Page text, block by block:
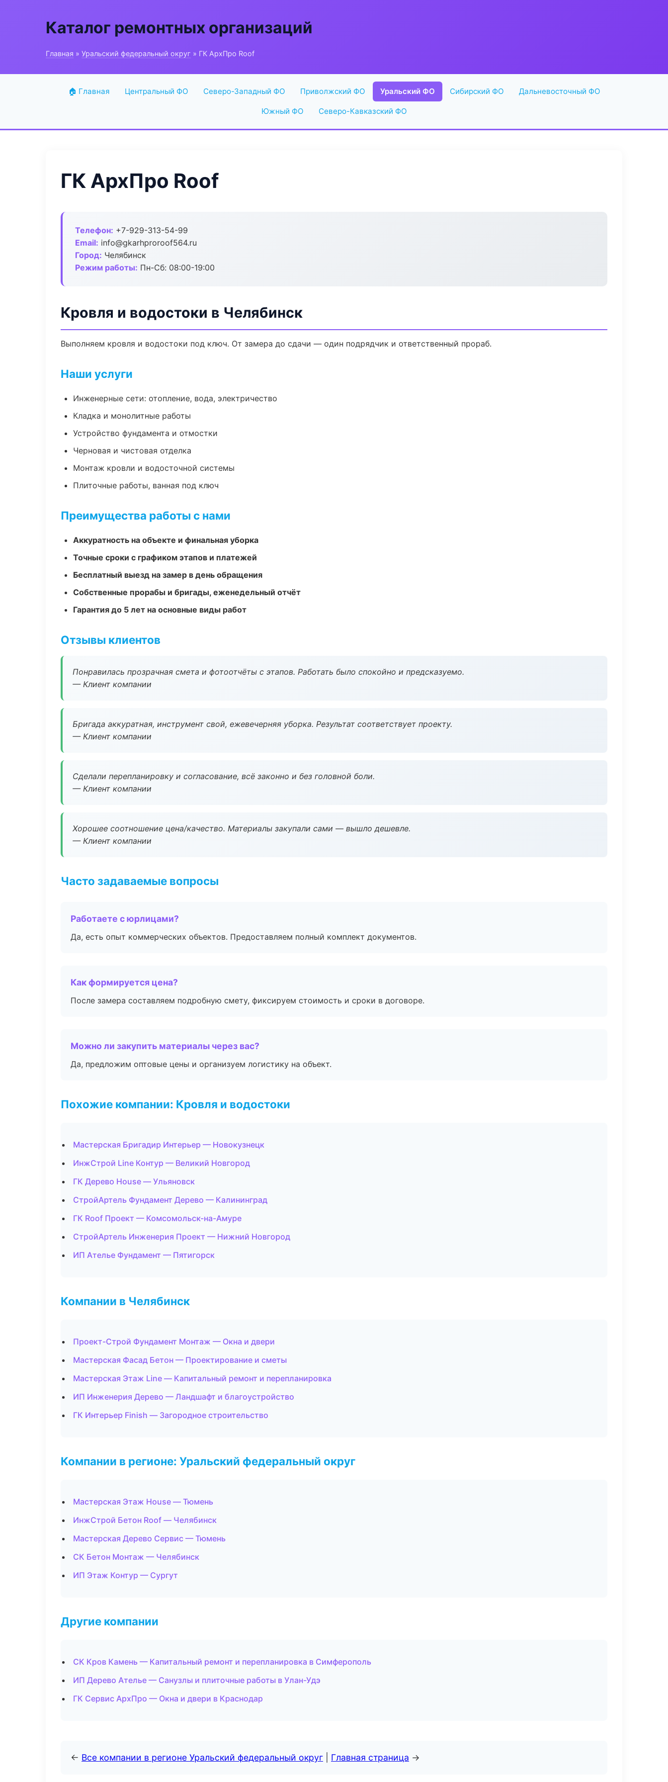
Каталог ремонтных организаций
Главная » Уральский федеральный округ » ГК АрхПро Roof
🏠 Главная Центральный ФО Северо-Западный ФО Приволжский ФО Уральский ФО Сибирский ФО Дальневосточный ФО
Южный ФО Северо-Кавказский ФО
ГК АрхПро Roof
Телефон: +7-929-313-54-99
Email: info@gkarhproroof564.ru
Город: Челябинск
Режим работы: Пн-Сб: 08:00-19:00
Кровля и водостоки в Челябинск
Выполняем кровля и водостоки под ключ. От замера до сдачи — один подрядчик и ответственный прораб.
Наши услуги
Инженерные сети: отопление, вода, электричество
Кладка и монолитные работы
Устройство фундамента и отмостки
Черновая и чистовая отделка
Монтаж кровли и водосточной системы
Плиточные работы, ванная под ключ
Преимущества работы с нами
Аккуратность на объекте и финальная уборка
Точные сроки с графиком этапов и платежей
Бесплатный выезд на замер в день обращения
Собственные прорабы и бригады, еженедельный отчёт
Гарантия до 5 лет на основные виды работ
Отзывы клиентов
Понравилась прозрачная смета и фотоотчёты с этапов. Работать было спокойно и предсказуемо.
— Клиент компании
Бригада аккуратная, инструмент свой, ежевечерняя уборка. Результат соответствует проекту.
— Клиент компании
Сделали перепланировку и согласование, всё законно и без головной боли.
— Клиент компании
Хорошее соотношение цена/качество. Материалы закупали сами — вышло дешевле.
— Клиент компании
Часто задаваемые вопросы
Работаете с юрлицами?
Да, есть опыт коммерческих объектов. Предоставляем полный комплект документов.
Как формируется цена?
После замера составляем подробную смету, фиксируем стоимость и сроки в договоре.
Можно ли закупить материалы через вас?
Да, предложим оптовые цены и организуем логистику на объект.
Похожие компании: Кровля и водостоки
Мастерская Бригадир Интерьер — Новокузнецк
ИнжСтрой Line Контур — Великий Новгород
ГК Дерево House — Ульяновск
СтройАртель Фундамент Дерево — Калининград
ГК Roof Проект — Комсомольск-на-Амуре
СтройАртель Инженерия Проект — Нижний Новгород
ИП Ателье Фундамент — Пятигорск
Компании в Челябинск
Проект-Строй Фундамент Монтаж — Окна и двери
Мастерская Фасад Бетон — Проектирование и сметы
Мастерская Этаж Line — Капитальный ремонт и перепланировка
ИП Инженерия Дерево — Ландшафт и благоустройство
ГК Интерьер Finish — Загородное строительство
Компании в регионе: Уральский федеральный округ
Мастерская Этаж House — Тюмень
ИнжСтрой Бетон Roof — Челябинск
Мастерская Дерево Сервис — Тюмень
СК Бетон Монтаж — Челябинск
ИП Этаж Контур — Сургут
Другие компании
СК Кров Камень — Капитальный ремонт и перепланировка в Симферополь
ИП Дерево Ателье — Санузлы и плиточные работы в Улан-Удэ
ГК Сервис АрхПро — Окна и двери в Краснодар
← Все компании в регионе Уральский федеральный округ Главная страница →